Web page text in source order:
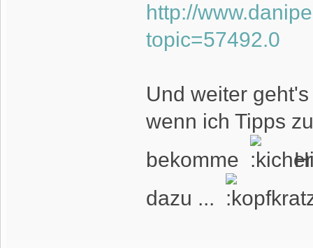
http://
topic=57492.0
Und weiter
wenn ich Tipps
bekomme
dazu ...